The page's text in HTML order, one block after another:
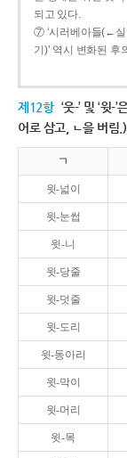
되고 있다.
⑦ ‘시러베아들(←
기)’ 역시 변화된
제12항 ‘웃-’ 및 ‘윗-
어로 삼고, ㄴ을 버림.)
ㄱ
윗-넓이
윗-눈썹
윗-니
윗-당줄
윗-덧줄
윗-도리
윗-동아리
윗-막이
윗-머리
윗-목